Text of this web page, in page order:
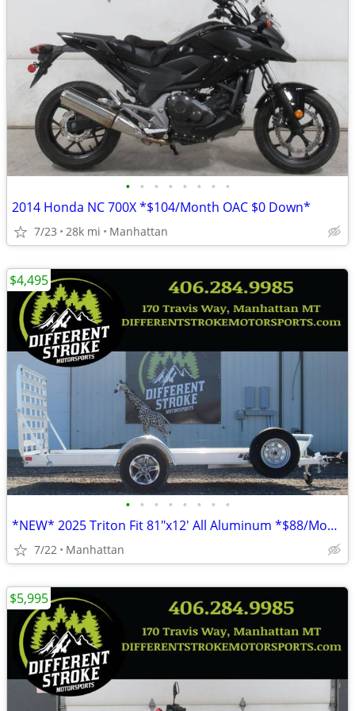
• • • • • • • •
2014 Honda NC 700X *$104/Month OAC $0 Down*
7/23 28k mi Manhattan
• • • • • • • •
*NEW* 2025 Triton Fit 81"x12' All Aluminum *$88/Month OAC $0 Down*
7/22 Manhattan
$4,495
$5,995